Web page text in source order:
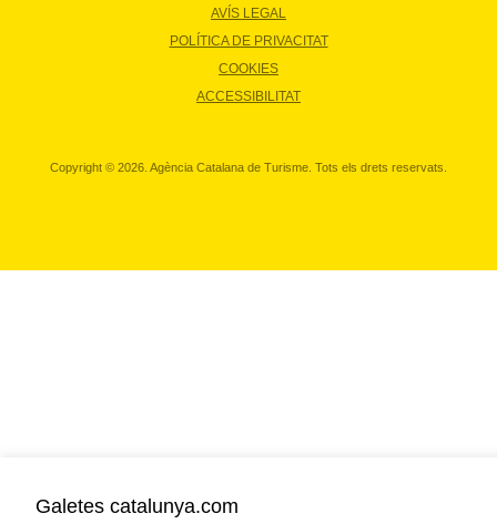
AVÍS LEGAL
POLÍTICA DE PRIVACITAT
COOKIES
ACCESSIBILITAT
Copyright © 2026. Agència Catalana de Turisme. Tots els drets reservats.
Galetes catalunya.com